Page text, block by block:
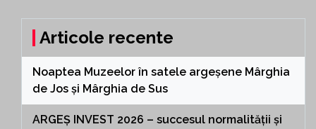
Articole recente
Noaptea Muzeelor în satele argeșene Mârghia
de Jos și Mârghia de Sus
ARGEȘ INVEST 2026 – succesul normalității și